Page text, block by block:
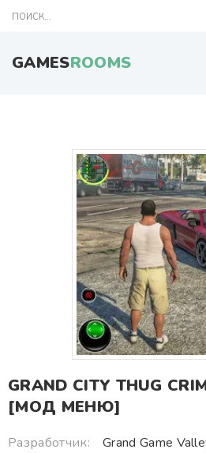
GAMESROOMS
GRAND CITY THUG
[МОД МЕНЮ]
Разработчик:
Grand Game